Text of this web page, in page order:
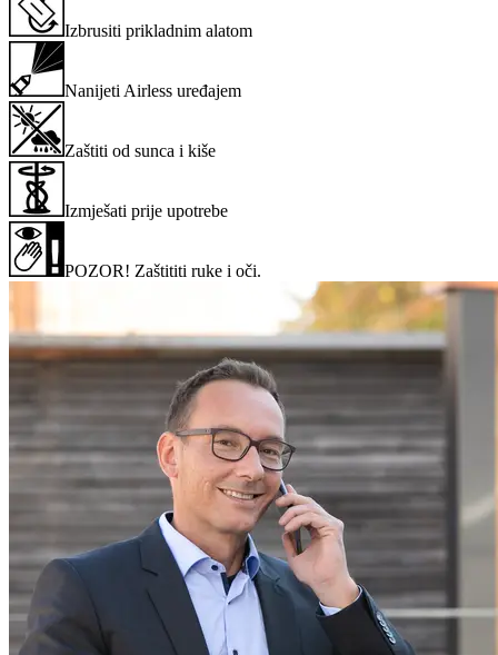
Izbrusiti prikladnim alatom
Nanijeti Airless uređajem
Zaštiti od sunca i kiše
Izmješati prije upotrebe
POZOR! Zaštititi ruke i oči.